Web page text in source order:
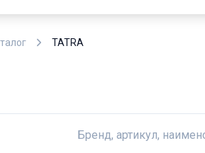
TATRA
Бренд, артикул,